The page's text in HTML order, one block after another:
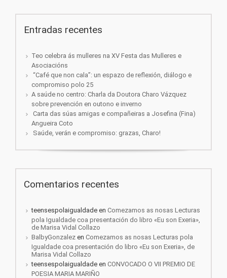
Entradas recentes
Teo celebra ás mulleres na XV Festa das Mulleres e
Asociacións
“Café que non cala”: un espazo de reflexión, diálogo e
compromiso polo 25
A saúde no centro: Charla da Doutora Charo Vázquez
sobre prevención en outono e inverno
Carta das súas amigas e compañeiras a Josefina (Fina)
Angueira Coto
Saúde, verán e compromiso: grazas, Charo!
Comentarios recentes
teensespolaigualdade en Comezamos as nosas Lecturas
pola Igualdade coa presentación do libro «Eu son Exeria»,
de Marisa Vidal Collazo
BalbyGonzalez en Comezamos as nosas Lecturas pola
Igualdade coa presentación do libro «Eu son Exeria», de
Marisa Vidal Collazo
teensespolaigualdade en CONVOCADO O VII PREMIO DE
POESIA MARIA MARIÑO